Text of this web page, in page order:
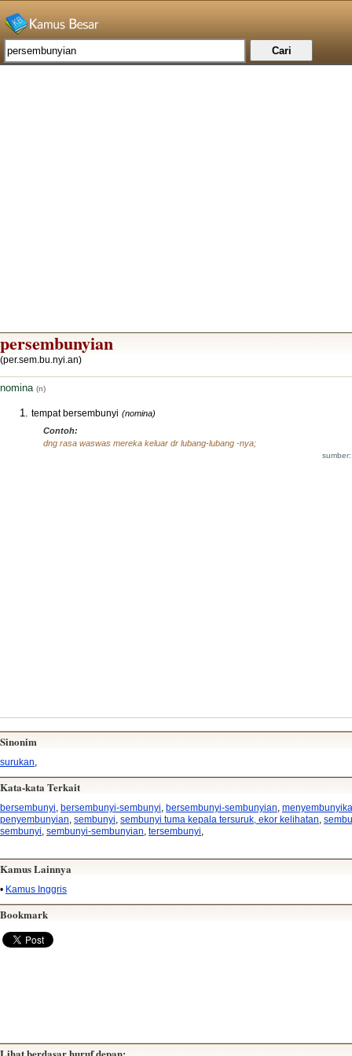
persembunyian
(per.sem.bu.nyi.an)
nomina (n)
tempat bersembunyi (nomina)
Contoh:
dng rasa waswas mereka keluar dr lubang-lubang -nya;
Sinonim
surukan
Kata-kata Terkait
bersembunyi, bersembunyi-sembunyi, bersembunyi-sembunyian,
penyembunyian, sembunyi, sembunyi tuma kepala tersuruk, ekor kelihatan,
sembunyi, sembunyi-sembunyian, tersembunyi,
Kamus Lainnya
• Kamus Inggris
Bookmark